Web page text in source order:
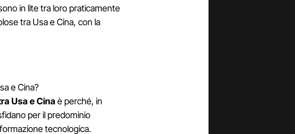
in lite tra loro praticamente
tra Usa e Cina, con la
e Cina?
Usa e Cinaè perché, in
per il predominio
tecnologica.